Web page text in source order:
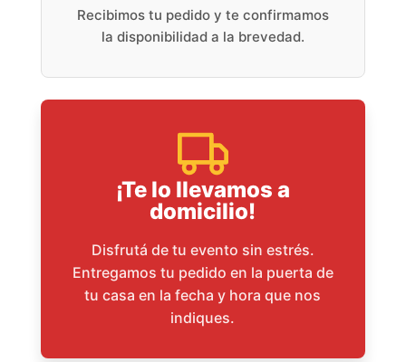
Recibimos tu pedido y te confirmamos
la disponibilidad a la brevedad.
¡Te lo llevamos a
domicilio!
Disfrutá de tu evento sin estrés.
Entregamos tu pedido en la puerta de
tu casa en la fecha y hora que nos
indiques.